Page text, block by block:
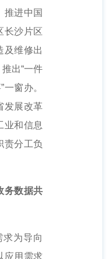
推进中国
长沙片区
及维修出
出“一件
一窗办。
发展改革
业和信息
责分工负
务数据共
为导向
应用需求